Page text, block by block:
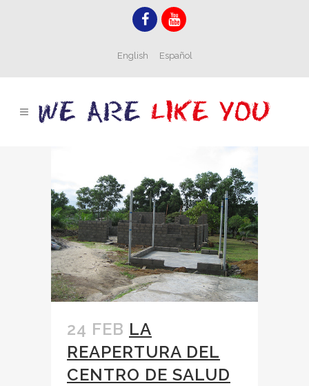
English Español
24 FEB LA
REAPERTURA DEL
CENTRO DE SALUD